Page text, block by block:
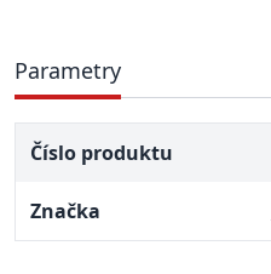
Parametry
Číslo produktu
Značka